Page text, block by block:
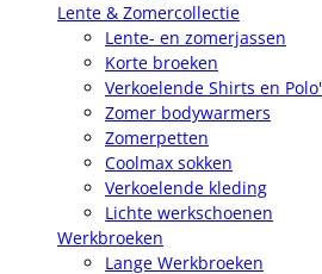
Lente & Zomercollectie
Lente- en zomerjassen
Korte broeken
Verkoelende Shirts en
Zomer bodywarmers
Zomerpetten
Coolmax sokken
Verkoelende kleding
Lichte werkschoenen
Werkbroeken
Lange Werkbroeken